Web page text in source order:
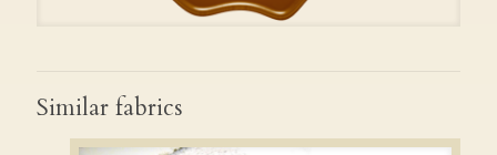
Similar fabrics